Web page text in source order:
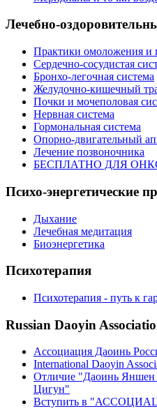
Лечебно-
Практики омоложения и
Сердечно-сосудистая
Бронхо-легочная система
Желудочно-кишечный
Почки и мочеполовая
Нервная система
Гормональная система
Опорно-двигательный
Лечение позвоночника
БЕСПЛАТНО ДЛЯ
Психо-энергетические
Дыхание
Лечебная медитация
Биоэнергетика
Психотерапия
Психотерапия - путь к
Russian Daoyin
Ассоциация Даоинь
International Daoyin
Отличие "Даоинь Яншен
Цигун"
Вступить в